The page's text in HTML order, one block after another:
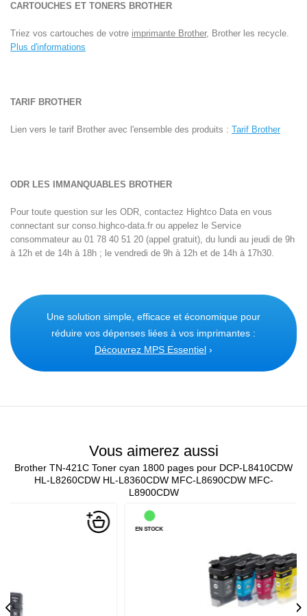
CARTOUCHES ET TONERS BROTHER
Triez vos cartouches de votre imprimante Brother, Brother les recycle.
Plus d'informations
TARIF BROTHER
Lien vers le tarif Brother avec l'ensemble des produits : Tarif Brother
ODR LES IMMANQUABLES BROTHER
Pour toute question sur les ODR, contactez Hightco Data en vous
connectant sur conso.highco-data.fr ou appelez le Service
consommateur au 01 78 40 51 20 (appel gratuit), du lundi au jeudi de 9h
à 12h et de 14h à 18h ; le vendredi de 9h à 12h et de 14h à 17h30.
Une solution simple, efficace et économique pour
réduire vos dépenses liées à vos imprimantes :
Découvrez MPS Essentiel ›
Vous aimerez aussi
Brother TN-421C Toner cyan 1800 pages pour DCP-L8410CDW
HL-L8260CDW HL-L8360CDW MFC-L8690CDW MFC-
L8900CDW